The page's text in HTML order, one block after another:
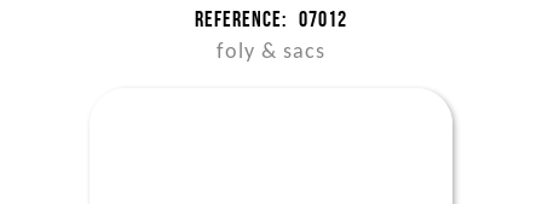
Reference: 07012
foly & sacs